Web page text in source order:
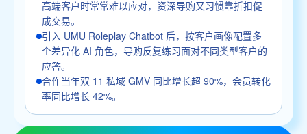
高端客户时常常难以应对，资深导购又习惯靠折扣促
成交易。
引入 UMU Roleplay Chatbot 后，按客户画像配置多
个差异化 AI 角色，导购反复练习面对不同类型客户的
应答。
合作当年双 11 私域 GMV 同比增长超 90%，会员转化
率同比增长 42%。